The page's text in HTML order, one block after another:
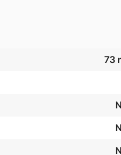
73